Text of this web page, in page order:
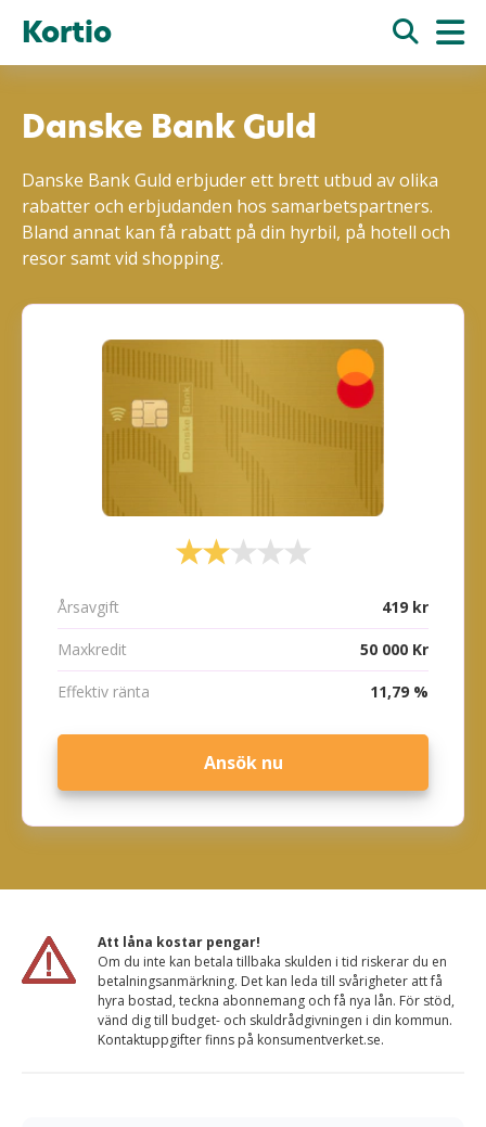
Kortio
Årsavgift 419 kr
Maxkredit 50 000 Kr
Effektiv ränta 11,79 %
Ansök nu
Danske Bank Guld
Danske Bank Guld erbjuder ett brett utbud av olika
rabatter och erbjudanden hos samarbetspartners.
Bland annat kan få rabatt på din hyrbil, på hotell och
resor samt vid shopping.
Att låna kostar pengar!
Om du inte kan betala tillbaka skulden i tid riskerar du en
betalningsanmärkning. Det kan leda till svårigheter att få
hyra bostad, teckna abonnemang och få nya lån. För stöd,
vänd dig till budget- och skuldrådgivningen i din kommun.
Kontaktuppgifter finns på konsumentverket.se.